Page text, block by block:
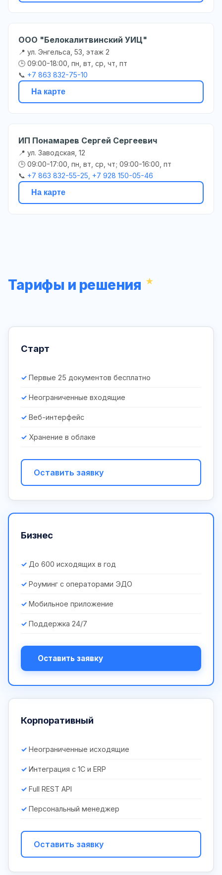
ООО "Белокалитвинский УИЦ"
📍 ул. Энгельса, 53, этаж 2
🕒 09:00-18:00, пн, вт, ср, чт, пт
📞 +7 863 832-75-10
На карте
ИП Понамарев Сергей Сергеевич
📍 ул. Заводская, 12
🕒 09:00-17:00, пн, вт, ср, чт; 09:00-16:00, пт
📞 +7 863 832-55-25, +7 928 150-05-46
На карте
Тарифы и решения
Старт
Первые 25 документов бесплатно
Неограниченные входящие
Веб-интерфейс
Хранение в облаке
Оставить заявку
Бизнес
До 600 исходящих в год
Роуминг с операторами ЭДО
Мобильное приложение
Поддержка 24/7
Оставить заявку
Корпоративный
Неограниченные исходящие
Интеграция с 1С и ERP
Full REST API
Персональный менеджер
Оставить заявку